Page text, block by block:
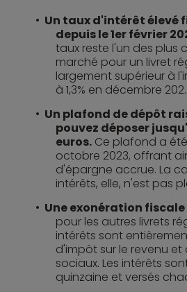
Livret +
Fortuneo
1,80%
Livret Bfor+ 1,80%
Livret Hello
Plus
0,50%
Un taux d'intérêt élevé
depuis le 1er février
taux reste l'un des plus
marché pour un livret
largement supérieur à
à 1,3% en décembre 202.
Un plafond de dépôt
pouvez déposer
euros. Ce plafond a été
octobre 2023, offrant
d'épargne accrue. La
intérêts, elle, n'est pas
Une exonération
pour les autres livrets
intérêts sont
d'impôt sur le revenu
sociaux. Les intérêts
quinzaine et versés